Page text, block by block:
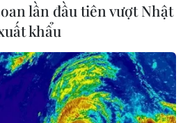
lần đầu tiên vượt Nhật
khẩu